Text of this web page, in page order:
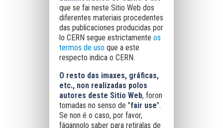
que se fai neste Sitio Web dos
diferentes materiais procedentes
das publicaciones producidas por
lo CERN segue estrictamente os
termos de uso que a este
respecto indica o CERN.
O resto das imaxes, gráficas,
etc., non realizadas polos
autores deste Sitio Web, foron
tomadas no senso de "fair use".
Se non é o caso, por favor,
fágannolo saber para retiralas de